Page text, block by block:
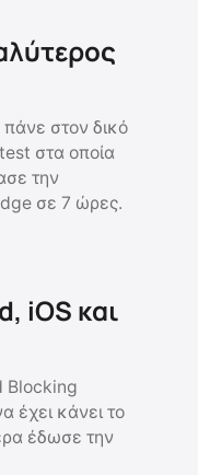
στον δικό
στα οποία
την
σε 7 ώρες.
iOS και
Blocking
έχει κάνει το
έδωσε την